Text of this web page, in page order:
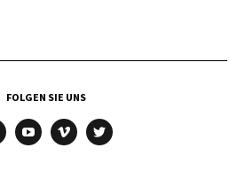
FOLGEN SIE UNS